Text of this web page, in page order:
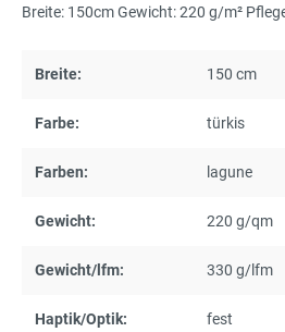
Breite: 150cm Gewicht: 220 g/m²
Breite: 150 cm
Farbe: türkis
Farben: lagune
Gewicht: 220 g/qm
Gewicht/lfm: 330 g/lfm
Haptik/Optik: fest